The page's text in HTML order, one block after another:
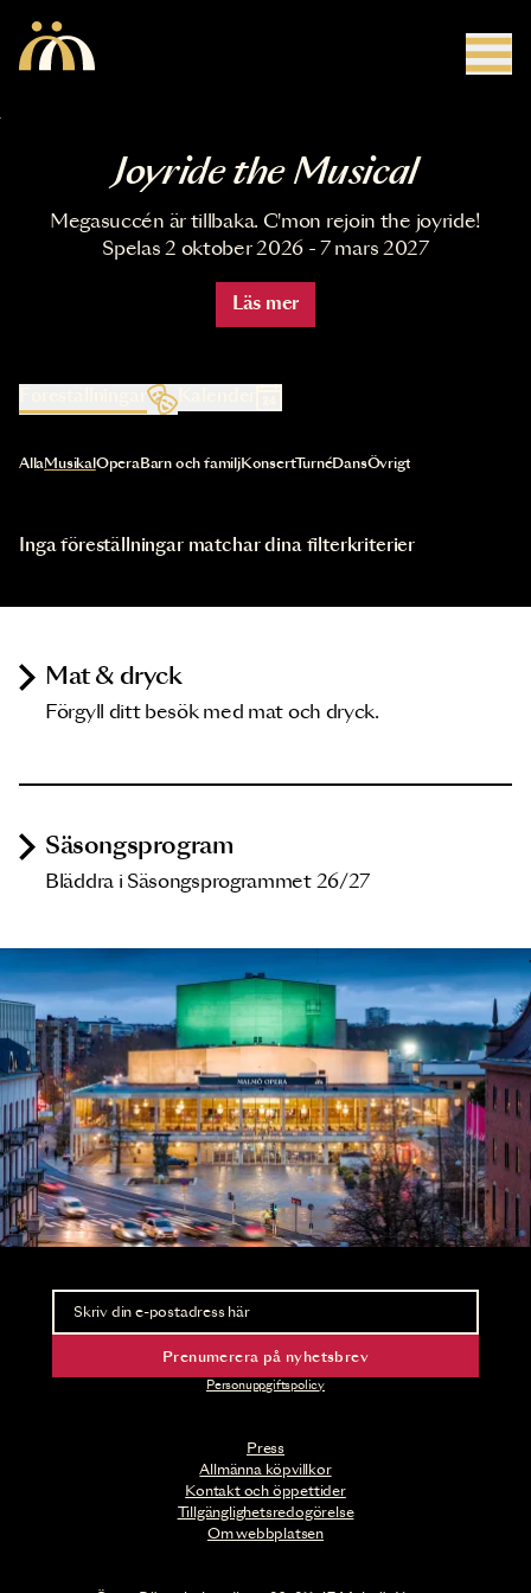
Joyride the Musical
Megasuccén är tillbaka. C'mon rejoin the joyride!
Spelas 2 oktober 2026 - 7 mars 2027
Läs mer
Kalender
Val av kategori uppdaterar innehållet automatiskt
AllaMusikal OperaBarn och familjKonsertTurnéDansÖvrigt
Inga föreställningar matchar dina filterkriterier
Mat & dryck
Förgyll ditt besök med mat och dryck.
Säsongsprogram
Bläddra i Säsongsprogrammet 26/27
Press
Allmänna köpvillkor
Kontakt och öppettider
Tillgänglighetsredogörelse
Om webbplatsen
Nyhetsbrev
Ta del av förhandsinformation och biljettsläpp.
Prenumerera på nyhetsbrev
Personuppgiftspolicy